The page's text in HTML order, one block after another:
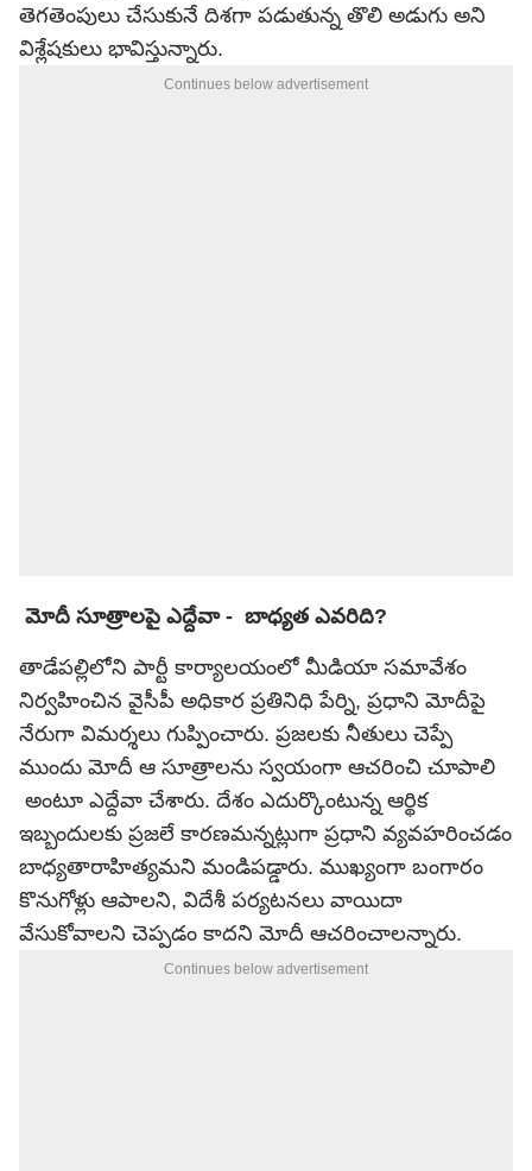
తెగతెంపులు చేసుకునే దిశగా పడుతున్న తొలి అడుగు అని
విశ్లేషకులు భావిస్తున్నారు.
Continues below advertisement
మోదీ సూత్రాలపై ఎద్దేవా - బాధ్యత ఎవరిది?
తాడేపల్లిలోని పార్టీ కార్యాలయంలో మీడియా సమావేశం
నిర్వహించిన వైసీపీ అధికార ప్రతినిధి పేర్ని, ప్రధాని మోదీపై
నేరుగా విమర్శలు గుప్పించారు. ప్రజలకు నీతులు చెప్పే
ముందు మోదీ ఆ సూత్రాలను స్వయంగా ఆచరించి చూపాలి
అంటూ ఎద్దేవా చేశారు. దేశం ఎదుర్కొంటున్న ఆర్థిక
ఇబ్బందులకు ప్రజలే కారణమన్నట్లుగా ప్రధాని వ్యవహరించడం
బాధ్యతారాహిత్యమని మండిపడ్డారు. ముఖ్యంగా బంగారం
కొనుగోళ్లు ఆపాలని, విదేశీ పర్యటనలు వాయిదా
వేసుకోవాలని చెప్పడం కాదని మోదీ ఆచరించాలన్నారు.
Continues below advertisement